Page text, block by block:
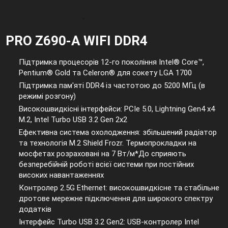
PRO Z690-A WIFI DDR4
Підтримка процесорів 12-го покоління Intel® Core™,
Pentium® Gold та Celeron® для сокету LGA 1700
Підтримка пам'яті DDR4 із частотою до 5200 МГц (в
режимі розгону)
Високошвидкісні інтерфейси: PCIe 5.0, Lightning Gen4 x4
M.2, Intel Turbo USB 3.2 Gen 2х2
Ефективна система охолодження: збільшений радіатор
та технологія M.2 Shield Frozr. Термопрокладки на
мосфетах розраховані на 7 Вт/м*До сприяють
безперебійній роботі всієї системи при постійних
високих навантаженнях
Контролер 2.5G Ethernet: високошвидкісне та стабільне
дротове мережне підключення для широкого спектру
додатків
Інтерфейс Turbo USB 3.2 Gen2: USB-контролер Intel